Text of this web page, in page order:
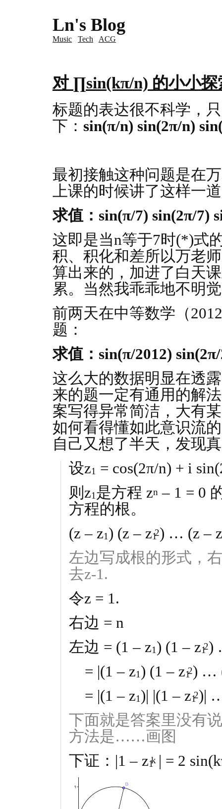
Ln's Blog
Music Tech ACG
对 ∏sin(kπ/n) 的小小探
标题的表达很不科学，
下： sin(π/n) sin(2π/n)
最初接触这种问题是在
上课的时候讲了这样一
求值：sin(π/7) sin(2π/7)
这即是当n等于7时(*)式
积、积化和差所以万老
算出来的，加进了白天
累。当然我乖乖地不明
前两天在中等数学（
题：
求值：sin(π/2012)
这么大的数据明显在透
来的题一定有通用的解
案写得异常简洁，大有
如何看得懂如此意识流
自己又想了半天，发现
设z1 = cos(2π/n) + i
则z1是方程 zn – 1 = 0
方程的根。
(z – z1) (z – z12) … (z – z
左边写成根的形式，
去z-1.
令z = 1.
右边 = n
左边 = (1 – z1) (1 – z12)
= |(1 – z1) (1 – z12) …
= |(1 – z1)| |(1 – z12)|
下面就是答案里没有
方法是……画图
下证：|1 – z1k | = 2